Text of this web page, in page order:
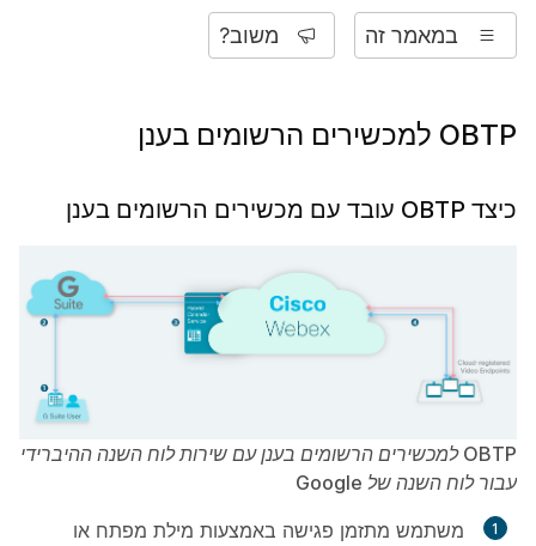
במאמר זה משוב?
OBTP למכשירים הרשומים בענן
כיצד OBTP עובד עם מכשירים הרשומים בענן
OBTP למכשירים הרשומים בענן עם שירות לוח השנה ההיברידי
עבור לוח השנה של Google
משתמש מתזמן פגישה באמצעות מילת מפתח או